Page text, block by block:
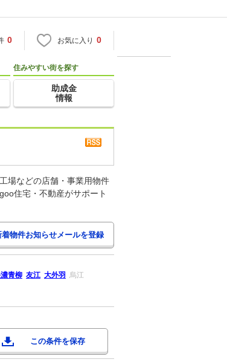
0 お気に入り 0
住みやすい街を探す
助成金
情報
場などの店舗・事業用物件
住宅・不動産がサポート
青柳 友江 大外羽 烏江
この条件を保存